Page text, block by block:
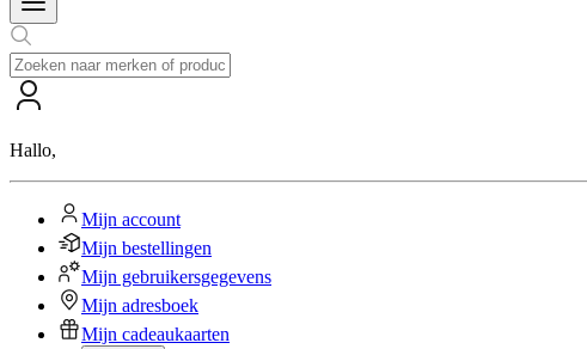
Hallo,
Mijn account
Mijn bestellingen
Mijn gebruikersgegevens
Mijn adresboek
Mijn cadeaukaarten